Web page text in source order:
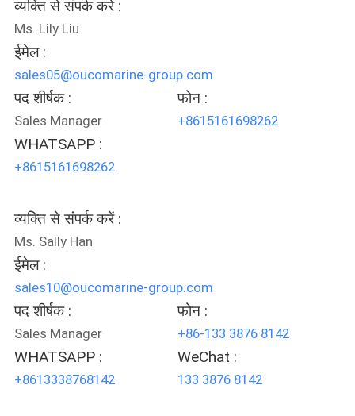
US
साइटमैप
गोपनीयता
नीति
व्यक्ति से संपर्क करें :
Ms. Lily Liu
ईमेल :
sales05@oucomarine-group.com
पद शीर्षक :
Sales Manager
फोन :
+8615161698262
WHATSAPP :
+8615161698262
व्यक्ति से संपर्क करें :
Ms. Sally Han
ईमेल :
sales10@oucomarine-group.com
पद शीर्षक :
Sales Manager
फोन :
+86-133 3876 8142
WHATSAPP :
+8613338768142
WeChat :
133 3876 8142